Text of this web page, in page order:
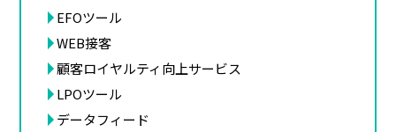
EFOツール
WEB接客
顧客ロイヤルティ向上サービス
LPOツール
データフィード